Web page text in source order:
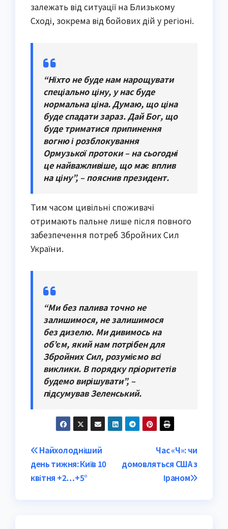
залежать від ситуації на Близькому
Сході, зокрема від бойових дій у регіоні.
“Ніхто не буде нам нарощувати
спеціально ціну, у нас буде
нормальна ціна. Думаю, що ціна
буде спадати зараз. Дай Бог, що
буде триматися припинення
вогню і розблокування
Ормузької протоки – на сьогодні
це найважливіше, що має вплив
на ціну”, – пояснив президент.
Тим часом цивільні споживачі
отримають пальне лише після повного
забезпечення потреб Збройних Сил
України.
“Ми без палива точно не
залишимося, не залишимося
без дизелю. Ми дивимось на
об’єм, який нам потрібен для
Збройних Сил, розуміємо всі
виклики. В порядку пріоритетів
будемо вирішувати”, –
підсумував Зеленський.
Post
navigation
Час «Ч»: чи
домовляться США з
Іраном
Найхолодніший
день тижня: Київ 10
квітня +2…+5°